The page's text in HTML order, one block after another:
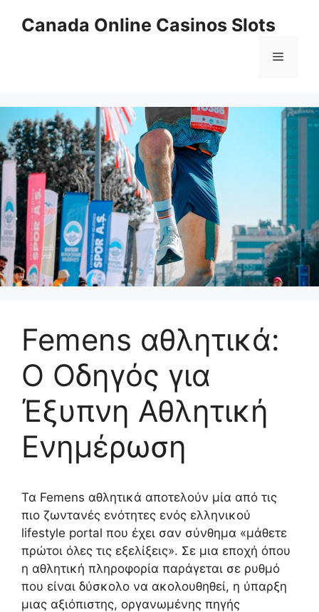
Canada Online Casinos Slots
Menu
Femens αθλητικά:
Ο Οδηγός για
Έξυπνη Αθλητική
Ενημέρωση
Τα Femens αθλητικά αποτελούν μία από τις
πιο ζωντανές ενότητες ενός ελληνικού
lifestyle portal που έχει σαν σύνθημα «μάθετε
πρώτοι όλες τις εξελίξεις». Σε μια εποχή όπου
η αθλητική πληροφορία παράγεται σε ρυθμό
που είναι δύσκολο να ακολουθηθεί, η ύπαρξη
μιας αξιόπιστης, οργανωμένης πηγής